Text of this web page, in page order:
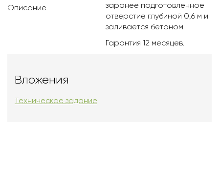
Описание
заранее подготовленное
отверстие глубиной 0,6 м и
заливается бетоном.
Гарантия 12 месяцев.
Вложения
Техническое задание